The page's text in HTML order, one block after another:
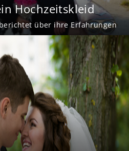
Hochzeitskleid
über ihre Erfahrungen